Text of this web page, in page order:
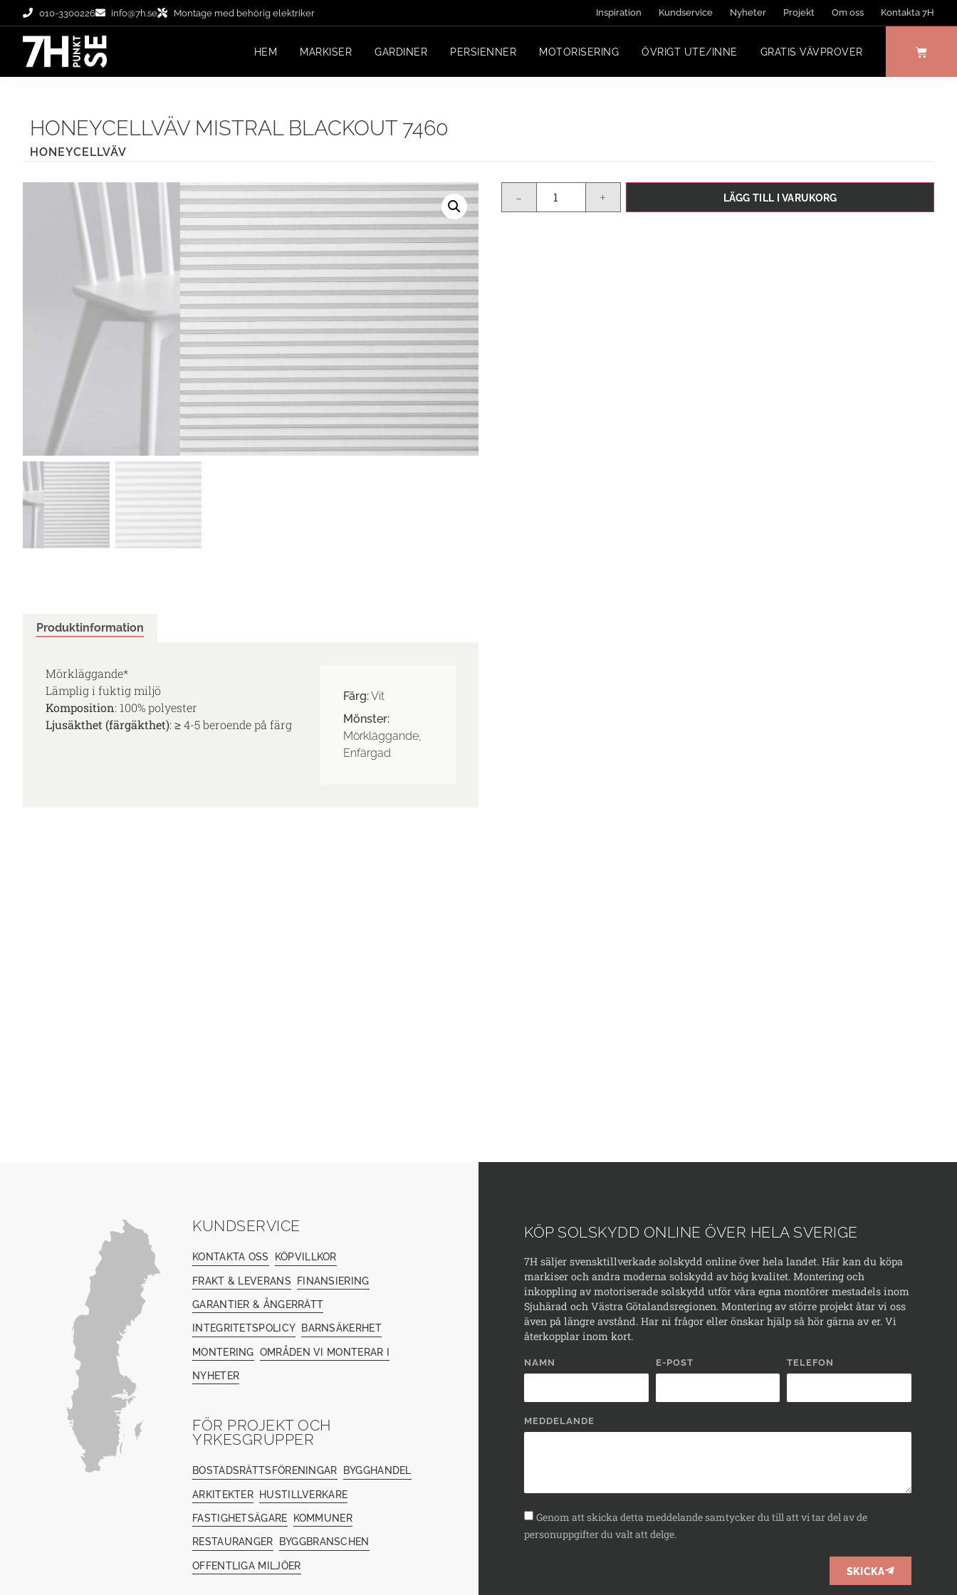
010-3300226 info@7h.se Montage med behörig elektriker Inspiration Kundservice Nyheter Projekt Om oss Kontakta 7H
HEM MARKISER GARDINER PERSIENNER MOTORISERING ÖVRIGT UTE/INNE GRATIS VÄVPROVER
HONEYCELLVÄV MISTRAL BLACKOUT 7460
HONEYCELLVÄV
Produktinformation
Mörkläggande*
Lämplig i fuktig miljö
Komposition: 100% polyester
Ljusäkthet (färgäkthet): ≥ 4-5 beroende på färg
Färg:Vit
Mönster:
Mörkläggande,
Enfärgad
- + LÄGG TILL I VARUKORG
KUNDSERVICE
KONTAKTA OSS
KÖPVILLKOR
FRAKT & LEVERANS FINANSIERING
GARANTIER & ÅNGERRÄTT
INTEGRITETSPOLICY BARNSÄKERHET
MONTERING OMRÅDEN VI MONTERAR I
NYHETER
FÖR PROJEKT OCH
YRKESGRUPPER
BOSTADSRÄTTSFÖRENINGAR BYGGHANDEL
ARKITEKTER HUSTILLVERKARE
FASTIGHETSÄGARE KOMMUNER
RESTAURANGER BYGGBRANSCHEN
OFFENTLIGA MILJÖER
KÖP SOLSKYDD ONLINE ÖVER HELA SVERIGE
7H säljer svensktillverkade solskydd online över hela landet. Här kan du köpa
markiser och andra moderna solskydd av hög kvalitet. Montering och
inkoppling av motoriserade solskydd utför våra egna montörer mestadels inom
Sjuhärad och Västra Götalandsregionen. Montering av större projekt åtar vi oss
även på längre avstånd. Har ni frågor eller önskar hjälp så hör gärna av er. Vi
återkopplar inom kort.
NAMN E-POST TELEFON
MEDDELANDE
Genom att skicka detta meddelande samtycker du till att vi tar del av de
personuppgifter du valt att delge.
SKICKA